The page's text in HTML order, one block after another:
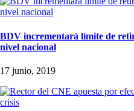
BDV incrementará límite de
nivel nacional
17 junio, 2019